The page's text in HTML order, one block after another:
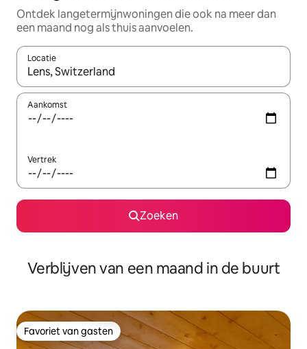
Ontdek langetermijnwoningen die ook na meer dan
een maand nog als thuis aanvoelen.
Locatie
Wanneer er suggesties beschikbaar zijn, maak je een keuze
Aankomst
Vertrek
Zoeken
Verblijven van een maand in de buurt
Favoriet van gasten
Favoriet van gasten